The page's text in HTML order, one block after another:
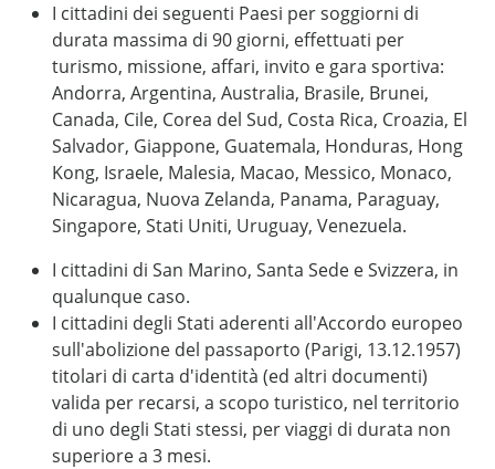
I cittadini dei seguenti Paesi per soggiorni di
durata massima di 90 giorni, effettuati per
turismo, missione, affari, invito e gara sportiva:
Andorra, Argentina, Australia, Brasile, Brunei,
Canada, Cile, Corea del Sud, Costa Rica, Croazia, El
Salvador, Giappone, Guatemala, Honduras, Hong
Kong, Israele, Malesia, Macao, Messico, Monaco,
Nicaragua, Nuova Zelanda, Panama, Paraguay,
Singapore, Stati Uniti, Uruguay, Venezuela.
I cittadini di San Marino, Santa Sede e Svizzera, in
qualunque caso.
I cittadini degli Stati aderenti all'Accordo europeo
sull'abolizione del passaporto (Parigi, 13.12.1957)
titolari di carta d'identità (ed altri documenti)
valida per recarsi, a scopo turistico, nel territorio
di uno degli Stati stessi, per viaggi di durata non
superiore a 3 mesi.